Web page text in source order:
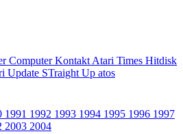
Computer Kontakt Atari Times Hitdisk
Update STraight Up atos
1991 1992 1993 1994 1995 1996 1997
2003 2004